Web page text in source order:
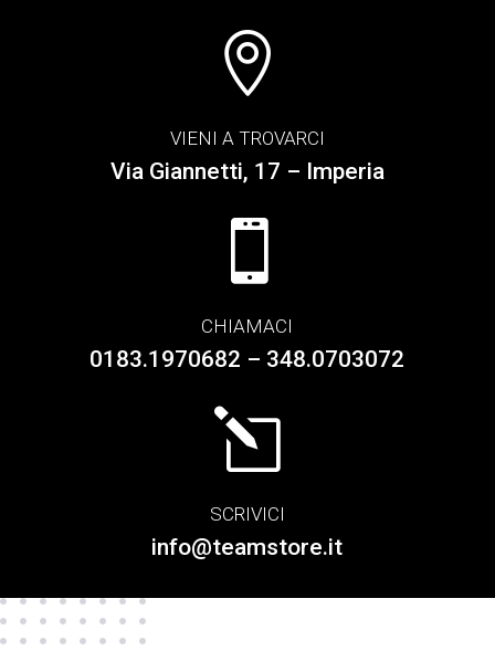

VIENI A TROVARCI
Via Giannetti, 17 – Imperia

CHIAMACI
0183.1970682 – 348.0703072
l
SCRIVICI
info@teamstore.it